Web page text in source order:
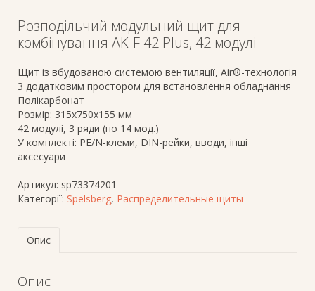
Розподільчий модульний щит для
комбінування AK-F 42 Plus, 42 модулі
Щит із вбудованою системою вентиляції, Air®-технологія
З додатковим простором для встановлення обладнання
Полікарбонат
Розмір: 315х750х155 мм
42 модулі, 3 ряди (по 14 мод.)
У комплекті: PE/N-клеми, DIN-рейки, вводи, інші
аксесуари
Артикул: sp73374201
Категорії: Spelsberg, Распределительные щиты
Опис
Опис